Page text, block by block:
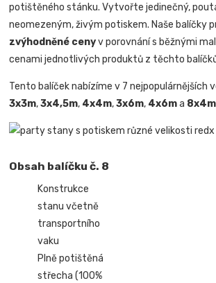
potištěného stánku. Vytvořte jedinečný,
neomezeným, živým potiskem. Naše balíčky
zvýhodněné cenyv porovnání s běžnými
cenami jednotlivých produktů z těchto
Tento balíček nabízíme v 7 nejpopulárnějších
3x3m,3x4,5m, 4x4m,3x6m, 4x6ma 8x4m
Obsah balíčku č. 8
Konstrukce
stanu včetně
transportního
vaku
Plně potištěná
střecha (100%